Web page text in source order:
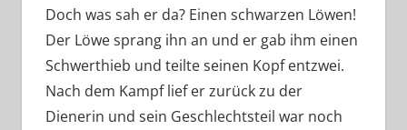
Doch was sah er da? Einen schwarzen Löwen!
Der Löwe sprang ihn an und er gab ihm einen
Schwerthieb und teilte seinen Kopf entzwei.
Nach dem Kampf lief er zurück zu der
Dienerin und sein Geschlechtsteil war noch